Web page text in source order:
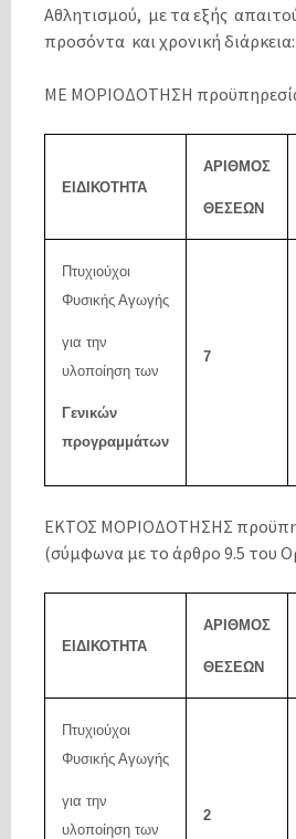
Αθλητισμού, με τα εξής
προσόντα και χρονική διάρκεια:
ΜΕ ΜΟΡΙΟΔΟΤΗΣΗ
ΕΙΔΙΚΟΤΗΤΑ
ΑΡΙΘΜΟΣ
ΘΕΣΕΩΝ
Πτυχιούχοι
Φυσικής Αγωγής
για την
υλοποίηση των
Γενικών
προγραμμάτων
7
ΕΚΤΟΣ ΜΟΡΙΟΔΟΤΗΣΗΣ
(σύμφωνα με το άρθρο 9.5 του
ΕΙΔΙΚΟΤΗΤΑ
ΑΡΙΘΜΟΣ
ΘΕΣΕΩΝ
Πτυχιούχοι
Φυσικής Αγωγής
για την
υλοποίηση των
2